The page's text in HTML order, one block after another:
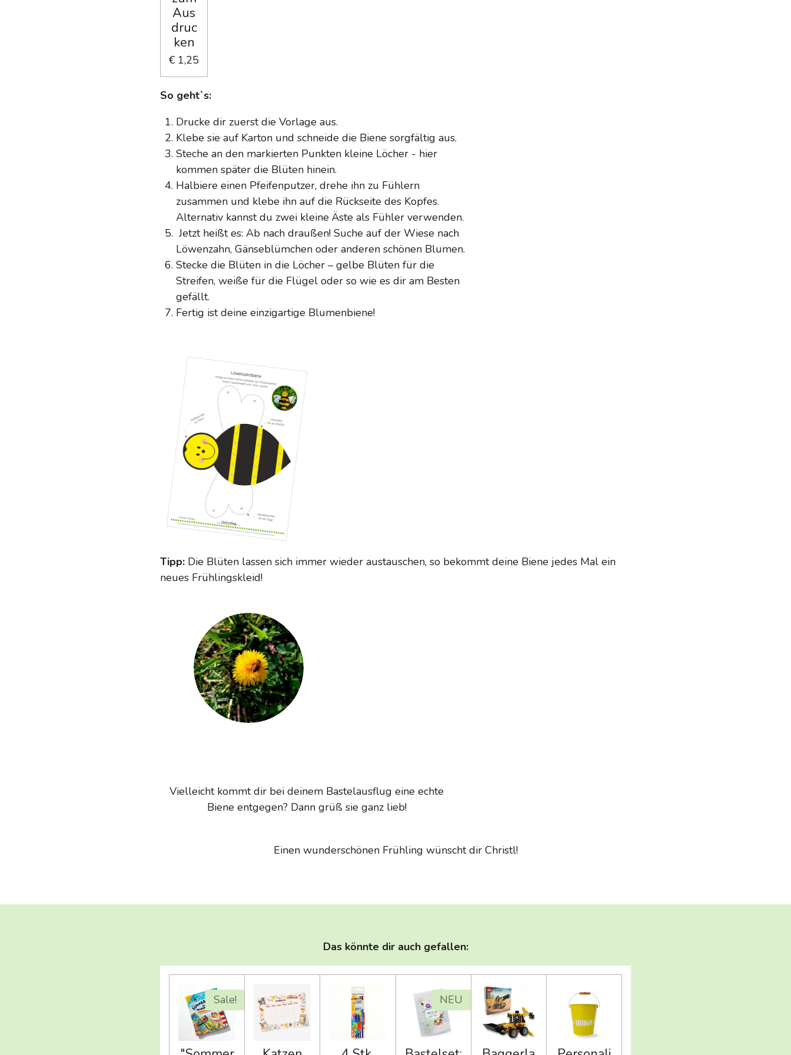
Aus
druc
ken
€ 1,25
So geht`s:
Drucke dir zuerst die Vorlage aus.
Klebe sie auf Karton und schneide die Biene sorgfältig aus.
Steche an den markierten Punkten kleine Löcher - hier
kommen später die Blüten hinein.
Halbiere einen Pfeifenputzer, drehe ihn zu Fühlern
zusammen und klebe ihn auf die Rückseite des Kopfes.
Alternativ kannst du zwei kleine Äste als Fühler verwenden.
Jetzt heißt es: Ab nach draußen! Suche auf der Wiese nach
Löwenzahn, Gänseblümchen oder anderen schönen Blumen.
Stecke die Blüten in die Löcher – gelbe Blüten für die
Streifen, weiße für die Flügel oder so wie es dir am Besten
gefällt.
Fertig ist deine einzigartige Blumenbiene!
Tipp: Die Blüten lassen sich immer wieder austauschen, so bekommt deine Biene jedes Mal ein
neues Frühlingskleid!
Vielleicht kommt dir bei deinem Bastelausflug eine echte
Biene entgegen? Dann grüß sie ganz lieb!
Einen wunderschönen Frühling wünscht dir Christl!
Das könnte dir auch gefallen:
Sale! NEU